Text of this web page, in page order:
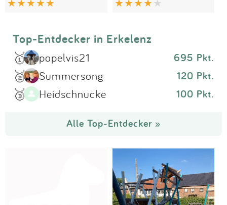
Top-Entdecker in Erkelenz
🥇 popelvis21 695 Pkt.
🥈 Summersong 120 Pkt.
🥉 Heidschnucke 100 Pkt.
Alle Top-Entdecker »